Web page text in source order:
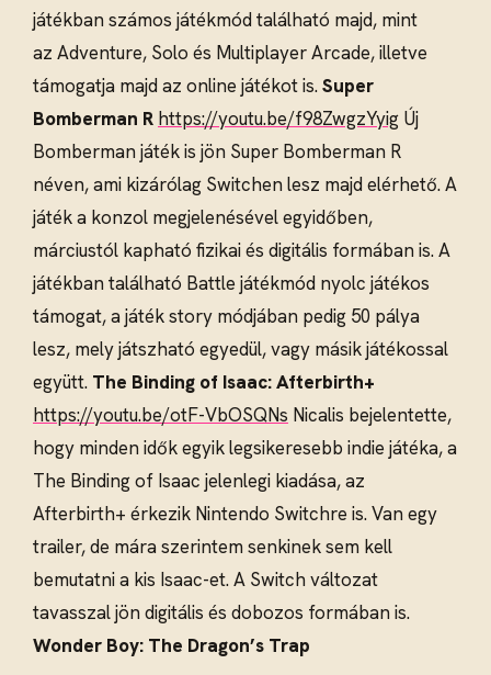
játékban számos játékmód található majd, mint
az Adventure, Solo és Multiplayer Arcade, illetve
támogatja majd az online játékot is.Super
Bomberman R https://youtu.be/f98ZwgzYyig Új
Bomberman játék is jön Super Bomberman R
néven, ami kizárólag Switchen lesz majd elérhető. A
játék a konzol megjelenésével egyidőben,
márciustól kapható fizikai és digitális formában is. A
játékban található Battle játékmód nyolc játékos
támogat, a játék story módjában pedig 50 pálya
lesz, mely játszható egyedül, vagy másik játékossal
együtt. The Binding of Isaac: Afterbirth+
https://youtu.be/otF-VbOSQNs Nicalis bejelentette,
hogy minden idők egyik legsikeresebb indie játéka, a
The Binding of Isaac jelenlegi kiadása, az
Afterbirth+ érkezik Nintendo Switchre is. Van egy
trailer, de mára szerintem senkinek sem kell
bemutatni a kis Isaac-et. A Switch változat
tavasszal jön digitális és dobozos formában is.
Wonder Boy: The Dragon’s Trap